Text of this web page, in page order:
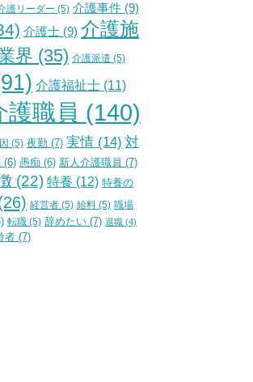
護リーダー (5) 介護事件 (9)
介護士 (9) 介護施
界 (35) 介護派遣 (5)
介護福祉士 (11)
護職員 (140)
(5) 夜勤 (7) 実情 (14) 対
(6) 愚痴 (6) 新人介護職員 (7)
(22) 特養 (12) 特養の
経営者 (5) 給料 (5) 職場
転職 (5) 辞めたい (7) 退職 (4)
者 (7)